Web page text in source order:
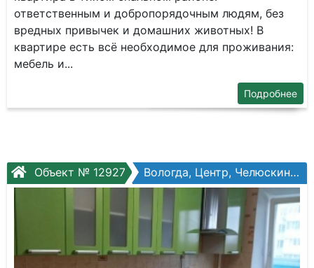
ответственным и добропорядочным людям, без
вредных привычек и домашних животных! В
квартире есть всё необходимое для проживания:
мебель и...
Подробнее
Объект № 12927 Вологда, Центр, Челюскинцев ул, №58